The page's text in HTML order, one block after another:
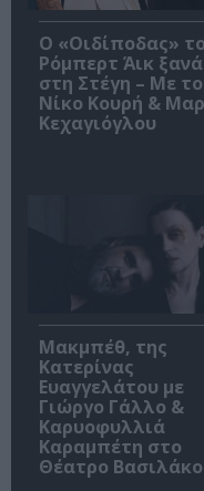
O «Οιδίποδας»
Ρόμπερτ Άικ ξανά
στη Στέγη – Με
Νίκο Κουρή &
Κεχαγιόγλου
Μακμπέθ, της
Κατερίνας
Ευαγγελάτου με
Γιώργο Γάλλο &
Καρυοφυλλιά
Καραμπέτη στο
Θέατρο